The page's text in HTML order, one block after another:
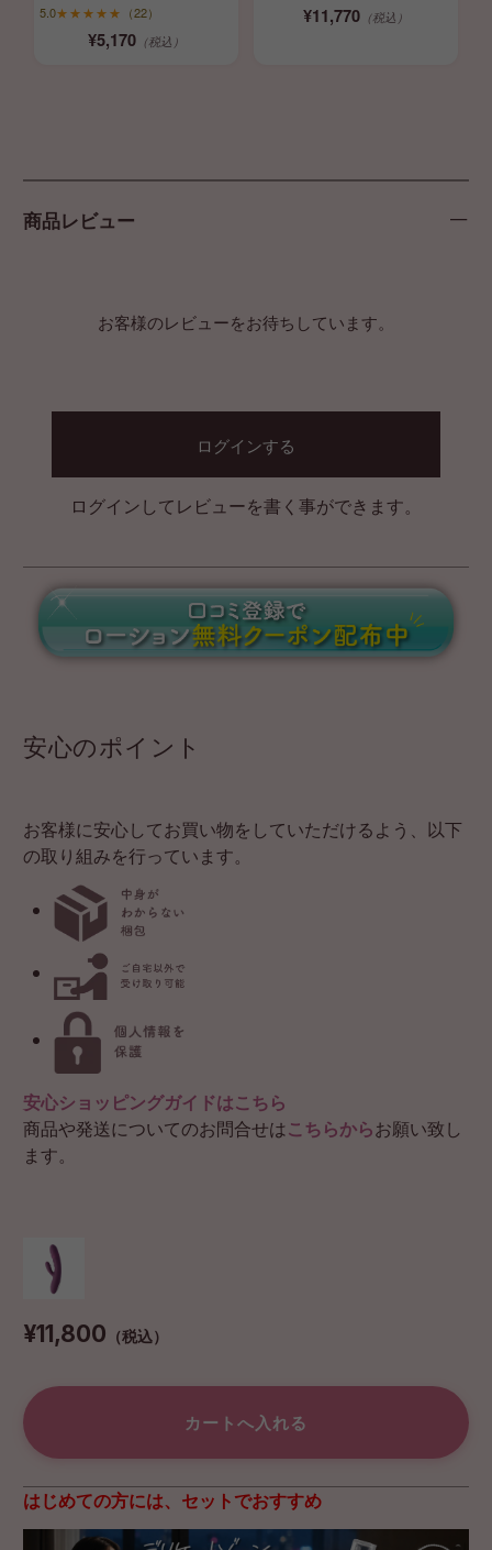
5.0★★★★★ （22）
¥5,170（税込）
¥11,770 （税込）
商品レビュー
お客様のレビューをお待ちしています。
ログインする
ログインしてレビューを書く事ができます。
安心のポイント
お客様に安心してお買い物をしていただけるよう、以下
の取り組みを行っています。
安心ショッピングガイドはこちら
商品や発送についてのお問合せはこちらからお願い致し
ます。
¥11,800 （税込）
はじめての方には、セットでおすすめ